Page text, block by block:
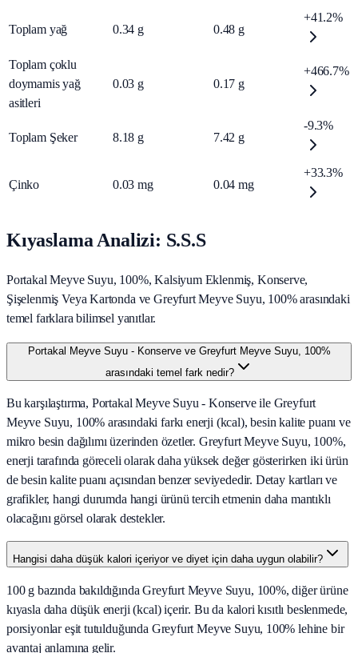
Toplam yağ 0.34 g 0.48 g
+41.2%
Toplam çoklu
doymamis yağ
asitleri
0.03 g 0.17 g
+466.7%
Toplam Şeker 8.18 g 7.42 g
-9.3%
Çinko 0.03 mg 0.04 mg
+33.3%
Kıyaslama Analizi: S.S.S
Portakal Meyve Suyu, 100%, Kalsiyum Eklenmiş, Konserve,
Şişelenmiş Veya Kartonda ve Greyfurt Meyve Suyu, 100% arasındaki
temel farklara bilimsel yanıtlar.
Portakal Meyve Suyu - Konserve ve Greyfurt Meyve Suyu, 100%
arasındaki temel fark nedir?
Bu karşılaştırma, Portakal Meyve Suyu - Konserve ile Greyfurt
Meyve Suyu, 100% arasındaki farkı enerji (kcal), besin kalite puanı ve
mikro besin dağılımı üzerinden özetler. Greyfurt Meyve Suyu, 100%,
enerji tarafında göreceli olarak daha yüksek değer gösterirken iki ürün
de besin kalite puanı açısından benzer seviyededir. Detay kartları ve
grafikler, hangi durumda hangi ürünü tercih etmenin daha mantıklı
olacağını görsel olarak destekler.
Hangisi daha düşük kalori içeriyor ve diyet için daha uygun olabilir?
100 g bazında bakıldığında Greyfurt Meyve Suyu, 100%, diğer ürüne
kıyasla daha düşük enerji (kcal) içerir. Bu da kalori kısıtlı beslenmede,
porsiyonlar eşit tutulduğunda Greyfurt Meyve Suyu, 100% lehine bir
avantaj anlamına gelir.